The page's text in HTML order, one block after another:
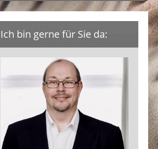
Ich bin gerne für Sie da: